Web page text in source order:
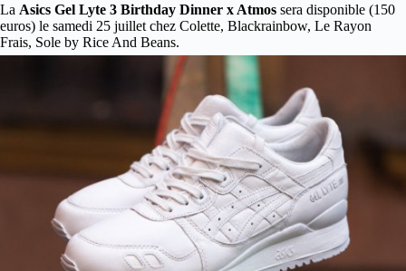
La Asics Gel Lyte 3 Birthday Dinner x Atmos sera disponible (150
euros) le samedi 25 juillet chez Colette, Blackrainbow, Le Rayon
Frais, Sole by Rice And Beans.